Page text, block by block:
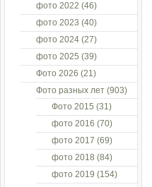
фото 2022 (46)
фото 2023 (40)
фото 2024 (27)
фото 2025 (39)
Фото 2026 (21)
Фото разных лет (903)
Фото 2015 (31)
фото 2016 (70)
фото 2017 (69)
фото 2018 (84)
фото 2019 (154)